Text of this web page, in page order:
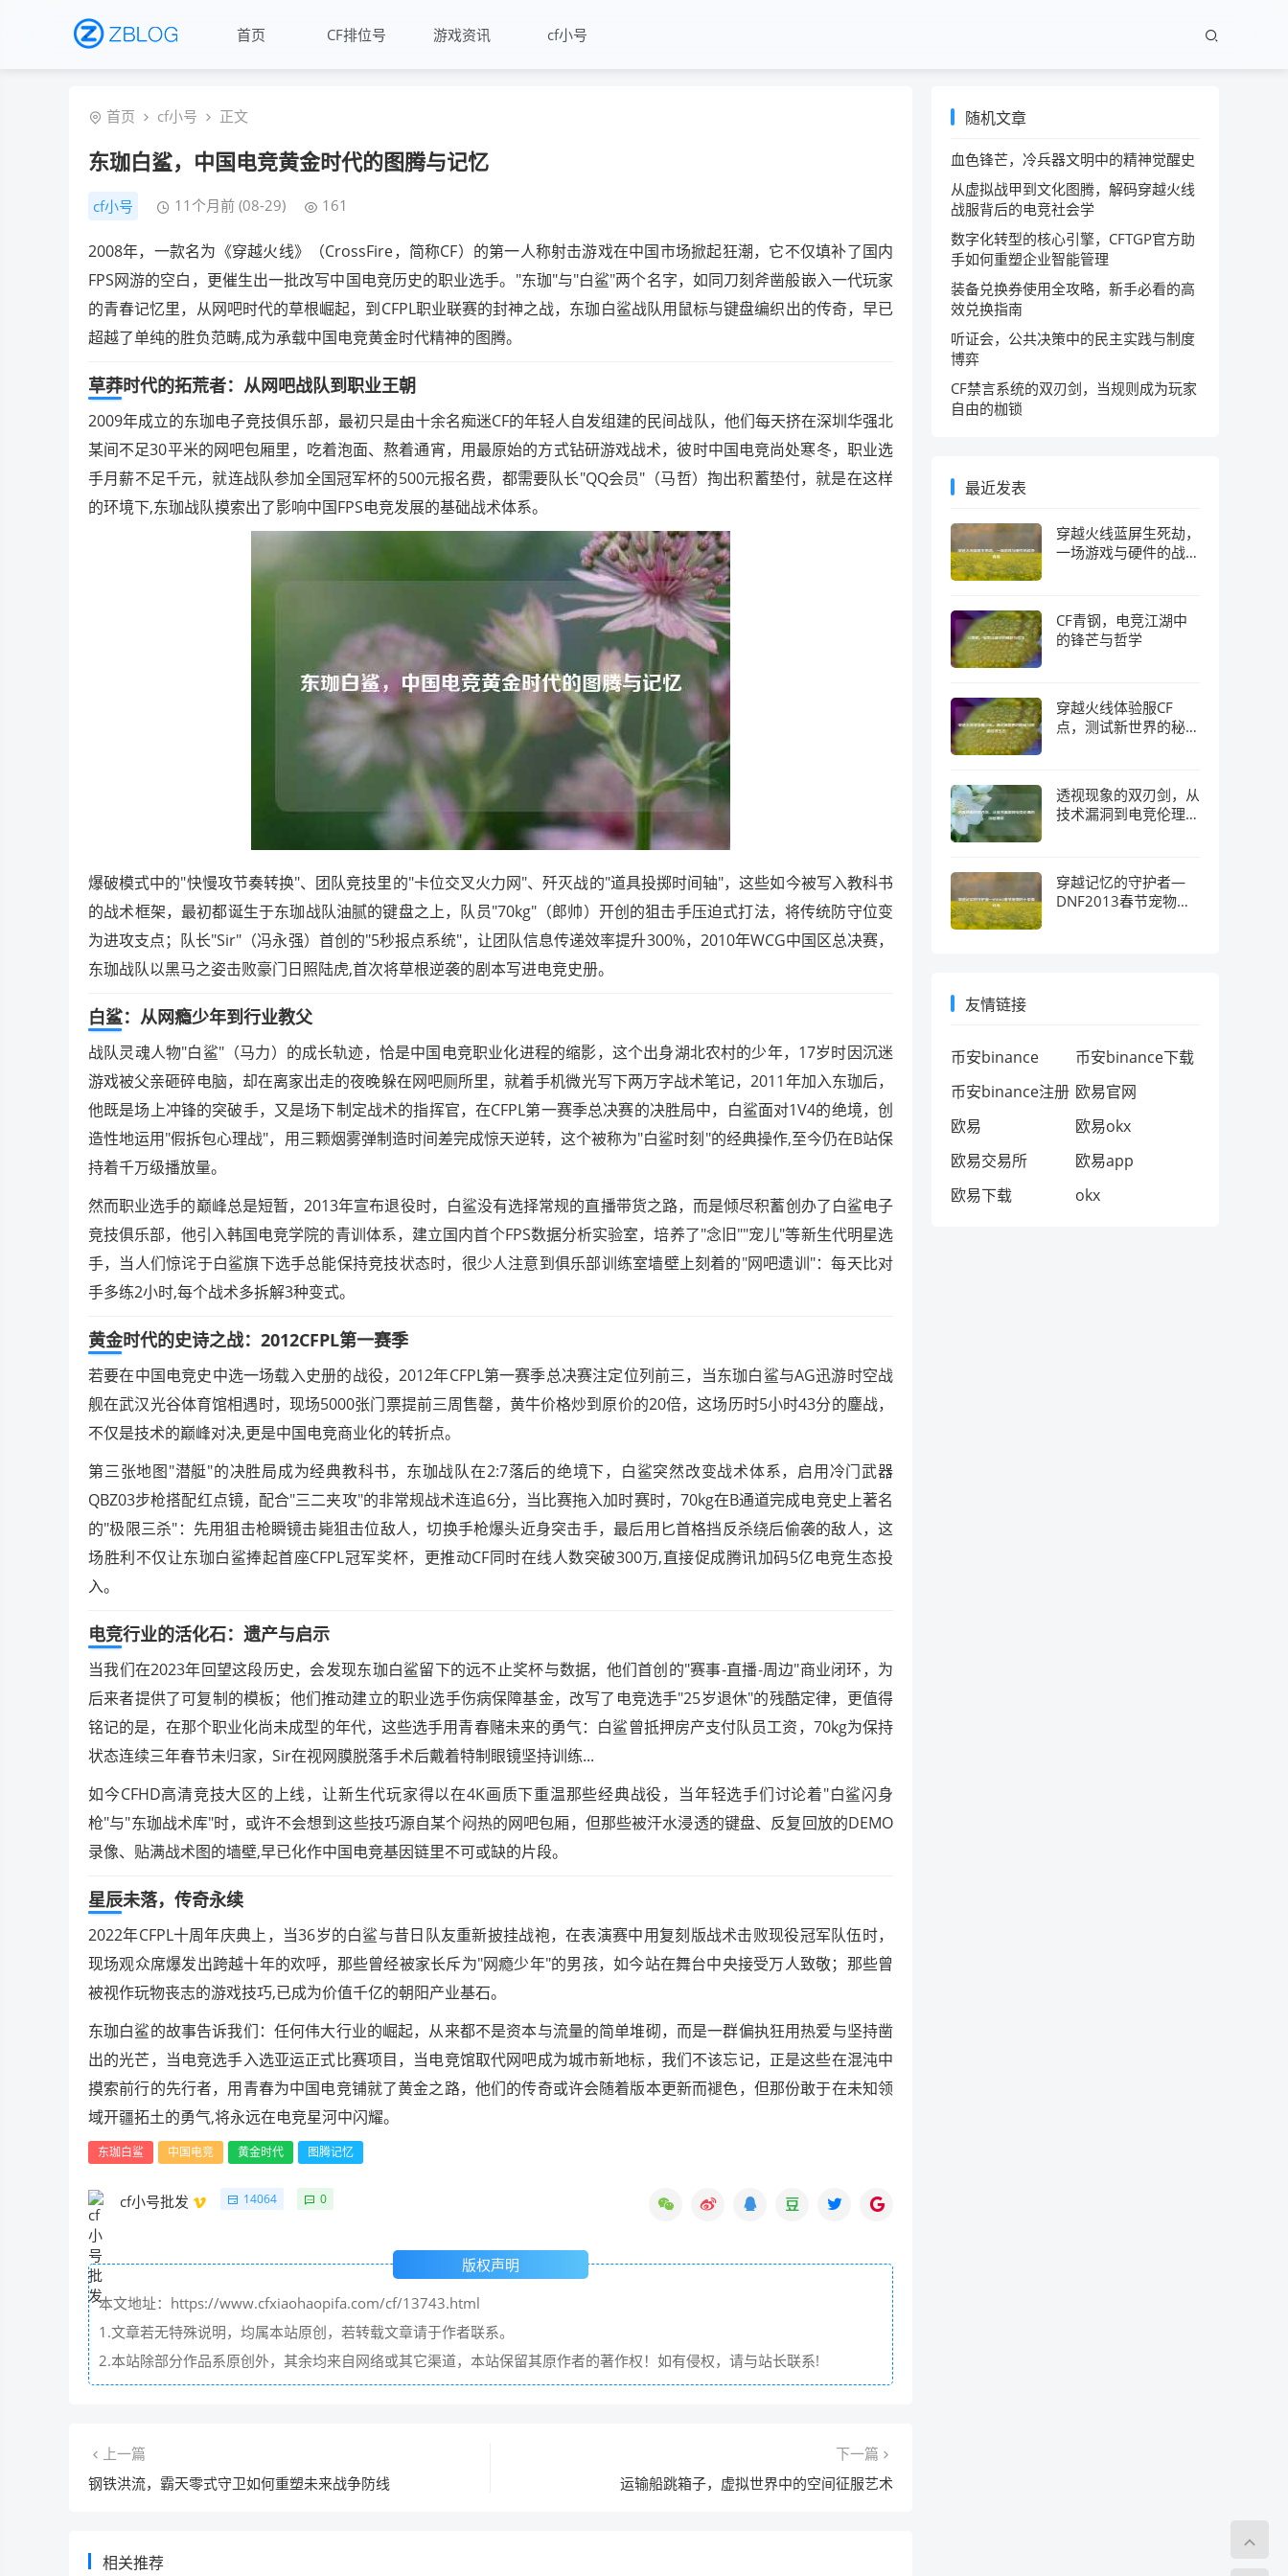
首页 CF排位号 游戏资讯 cf小号
首页 cf小号 正文
东珈白鲨，中国电竞黄金时代的图腾与记忆
cf小号 11个月前 (08-29) 161
2008年，一款名为《穿越火线》（CrossFire，简称CF）的第一人称射击游戏在中国市场掀起狂潮，它不仅填补了国内
FPS网游的空白，更催生出一批改写中国电竞历史的职业选手。"东珈"与"白鲨"两个名字，如同刀刻斧凿般嵌入一代玩家
的青春记忆里，从网吧时代的草根崛起，到CFPL职业联赛的封神之战，东珈白鲨战队用鼠标与键盘编织出的传奇，早已
超越了单纯的胜负范畴,成为承载中国电竞黄金时代精神的图腾。
草莽时代的拓荒者：从网吧战队到职业王朝
2009年成立的东珈电子竞技俱乐部，最初只是由十余名痴迷CF的年轻人自发组建的民间战队，他们每天挤在深圳华强北
某间不足30平米的网吧包厢里，吃着泡面、熬着通宵，用最原始的方式钻研游戏战术，彼时中国电竞尚处寒冬，职业选
手月薪不足千元，就连战队参加全国冠军杯的500元报名费，都需要队长"QQ会员"（马哲）掏出积蓄垫付，就是在这样
的环境下,东珈战队摸索出了影响中国FPS电竞发展的基础战术体系。
爆破模式中的"快慢攻节奏转换"、团队竞技里的"卡位交叉火力网"、歼灭战的"道具投掷时间轴"，这些如今被写入教科书
的战术框架，最初都诞生于东珈战队油腻的键盘之上，队员"70kg"（郎帅）开创的狙击手压迫式打法，将传统防守位变
为进攻支点；队长"Sir"（冯永强）首创的"5秒报点系统"，让团队信息传递效率提升300%，2010年WCG中国区总决赛，
东珈战队以黑马之姿击败豪门日照陆虎,首次将草根逆袭的剧本写进电竞史册。
白鲨：从网瘾少年到行业教父
战队灵魂人物"白鲨"（马力）的成长轨迹，恰是中国电竞职业化进程的缩影，这个出身湖北农村的少年，17岁时因沉迷
游戏被父亲砸碎电脑，却在离家出走的夜晚躲在网吧厕所里，就着手机微光写下两万字战术笔记，2011年加入东珈后，
他既是场上冲锋的突破手，又是场下制定战术的指挥官，在CFPL第一赛季总决赛的决胜局中，白鲨面对1V4的绝境，创
造性地运用"假拆包心理战"，用三颗烟雾弹制造时间差完成惊天逆转，这个被称为"白鲨时刻"的经典操作,至今仍在B站保
持着千万级播放量。
然而职业选手的巅峰总是短暂，2013年宣布退役时，白鲨没有选择常规的直播带货之路，而是倾尽积蓄创办了白鲨电子
竞技俱乐部，他引入韩国电竞学院的青训体系，建立国内首个FPS数据分析实验室，培养了"念旧""宠儿"等新生代明星选
手，当人们惊诧于白鲨旗下选手总能保持竞技状态时，很少人注意到俱乐部训练室墙壁上刻着的"网吧遗训"：每天比对
手多练2小时,每个战术多拆解3种变式。
黄金时代的史诗之战：2012CFPL第一赛季
若要在中国电竞史中选一场载入史册的战役，2012年CFPL第一赛季总决赛注定位列前三，当东珈白鲨与AG迅游时空战
舰在武汉光谷体育馆相遇时，现场5000张门票提前三周售罄，黄牛价格炒到原价的20倍，这场历时5小时43分的鏖战，
不仅是技术的巅峰对决,更是中国电竞商业化的转折点。
第三张地图"潜艇"的决胜局成为经典教科书，东珈战队在2:7落后的绝境下，白鲨突然改变战术体系，启用冷门武器
QBZ03步枪搭配红点镜，配合"三二夹攻"的非常规战术连追6分，当比赛拖入加时赛时，70kg在B通道完成电竞史上著名
的"极限三杀"：先用狙击枪瞬镜击毙狙击位敌人，切换手枪爆头近身突击手，最后用匕首格挡反杀绕后偷袭的敌人，这
场胜利不仅让东珈白鲨捧起首座CFPL冠军奖杯，更推动CF同时在线人数突破300万,直接促成腾讯加码5亿电竞生态投
入。
电竞行业的活化石：遗产与启示
当我们在2023年回望这段历史，会发现东珈白鲨留下的远不止奖杯与数据，他们首创的"赛事-直播-周边"商业闭环，为
后来者提供了可复制的模板；他们推动建立的职业选手伤病保障基金，改写了电竞选手"25岁退休"的残酷定律，更值得
铭记的是，在那个职业化尚未成型的年代，这些选手用青春赌未来的勇气：白鲨曾抵押房产支付队员工资，70kg为保持
状态连续三年春节未归家，Sir在视网膜脱落手术后戴着特制眼镜坚持训练...
如今CFHD高清竞技大区的上线，让新生代玩家得以在4K画质下重温那些经典战役，当年轻选手们讨论着"白鲨闪身
枪"与"东珈战术库"时，或许不会想到这些技巧源自某个闷热的网吧包厢，但那些被汗水浸透的键盘、反复回放的DEMO
录像、贴满战术图的墙壁,早已化作中国电竞基因链里不可或缺的片段。
星辰未落，传奇永续
2022年CFPL十周年庆典上，当36岁的白鲨与昔日队友重新披挂战袍，在表演赛中用复刻版战术击败现役冠军队伍时，
现场观众席爆发出跨越十年的欢呼，那些曾经被家长斥为"网瘾少年"的男孩，如今站在舞台中央接受万人致敬；那些曾
被视作玩物丧志的游戏技巧,已成为价值千亿的朝阳产业基石。
东珈白鲨的故事告诉我们：任何伟大行业的崛起，从来都不是资本与流量的简单堆砌，而是一群偏执狂用热爱与坚持凿
出的光芒，当电竞选手入选亚运正式比赛项目，当电竞馆取代网吧成为城市新地标，我们不该忘记，正是这些在混沌中
摸索前行的先行者，用青春为中国电竞铺就了黄金之路，他们的传奇或许会随着版本更新而褪色，但那份敢于在未知领
域开疆拓土的勇气,将永远在电竞星河中闪耀。
东珈白鲨 中国电竞 黄金时代 图腾记忆
cf小号批发 14064 0
版权声明
本文地址：https://www.cfxiaohaopifa.com/cf/13743.html
1.文章若无特殊说明，均属本站原创，若转载文章请于作者联系。
2.本站除部分作品系原创外，其余均来自网络或其它渠道，本站保留其原作者的著作权！如有侵权，请与站长联系!
上一篇
钢铁洪流，霸天零式守卫如何重塑未来战争防线
下一篇
运输船跳箱子，虚拟世界中的空间征服艺术
相关推荐
随机文章
血色锋芒，冷兵器文明中的精神觉醒史
从虚拟战甲到文化图腾，解码穿越火线
战服背后的电竞社会学
数字化转型的核心引擎，CFTGP官方助
手如何重塑企业智能管理
装备兑换券使用全攻略，新手必看的高
效兑换指南
听证会，公共决策中的民主实践与制度
博弈
CF禁言系统的双刃剑，当规则成为玩家
自由的枷锁
最近发表
穿越火线蓝屏生死劫，
一场游戏与硬件的战争
CF青钢，电竞江湖中
的锋芒与哲学
穿越火线体验服CF
点，测试新世界的秘钥
透视现象的双刃剑，从
技术漏洞到电竞伦理的
穿越记忆的守护者—
DNF2013春节宠物的
友情链接
币安binance
币安binance下载
币安binance注册 欧易官网
欧易
欧易okx
欧易交易所
欧易app
欧易下载
okx